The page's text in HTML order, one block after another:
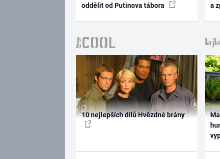
oddělit od Putinova tábora
a
10 nejlepších dílů Hvězdné brány